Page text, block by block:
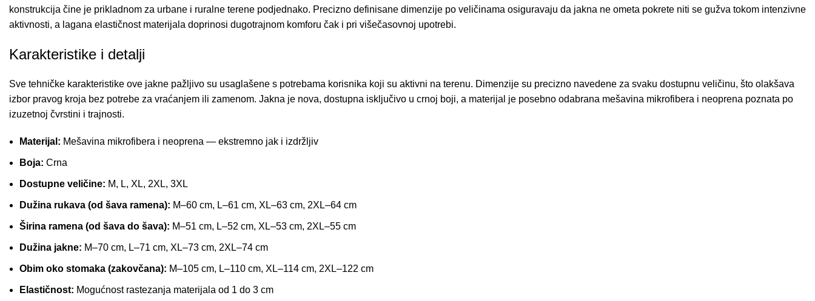
konstrukcija čine je prikladnom za urbane i ruralne terene podjednako. Precizno definisane dimenzije po veličinama osiguravaju da jakna ne ometa pokrete niti se gužva tokom intenzivne
aktivnosti, a lagana elastičnost materijala doprinosi dugotrajnom komforu čak i pri višečasovnoj upotrebi.
Karakteristike i detalji
Sve tehničke karakteristike ove jakne pažljivo su usaglašene s potrebama korisnika koji su aktivni na terenu. Dimenzije su precizno navedene za svaku dostupnu veličinu, što olakšava
izbor pravog kroja bez potrebe za vraćanjem ili zamenom. Jakna je nova, dostupna isključivo u crnoj boji, a materijal je posebno odabrana mešavina mikrofibera i neoprena poznata po
izuzetnoj čvrstini i trajnosti.
Materijal: Mešavina mikrofibera i neoprena — ekstremno jak i izdržljiv
Boja: Crna
Dostupne veličine: M, L, XL, 2XL, 3XL
Dužina rukava (od šava ramena): M–60 cm, L–61 cm, XL–63 cm, 2XL–64 cm
Širina ramena (od šava do šava): M–51 cm, L–52 cm, XL–53 cm, 2XL–55 cm
Dužina jakne: M–70 cm, L–71 cm, XL–73 cm, 2XL–74 cm
Obim oko stomaka (zakovčana): M–105 cm, L–110 cm, XL–114 cm, 2XL–122 cm
Elastičnost: Mogućnost rastezanja materijala od 1 do 3 cm